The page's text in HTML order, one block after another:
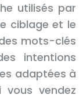
utilisés par
ciblage et le
mots-clés
intentions
adaptées à
vous vendez